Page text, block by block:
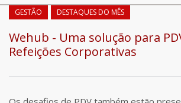
GESTÃO DESTAQUES DO MÊS
Wehub - Uma solução para
Refeições Corporativas